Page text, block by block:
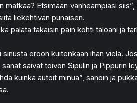
matkaa? Etsimään vanheampiasi
liekehtivän punaisen.
palata takaisin päin kohti taloani ja
sinusta eroon kuitenkaan ihan vielä.
saivat toivon Sipulin ja Pippurin
kuinka autoit minua”, sanoin ja